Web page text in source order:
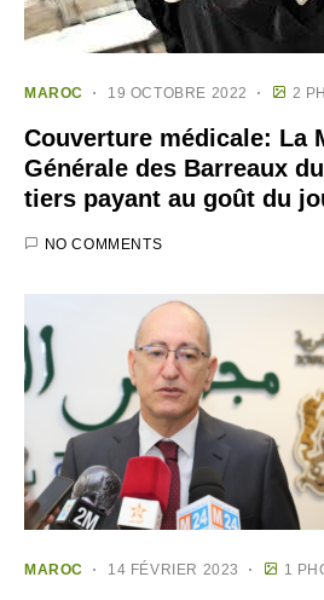
MAROC 19 OCTOBRE 2022 2
Couverture médicale: La
Générale des Barreaux
tiers payant au goût du
NO COMMENTS
MAROC 14 FÉVRIER 2023 1